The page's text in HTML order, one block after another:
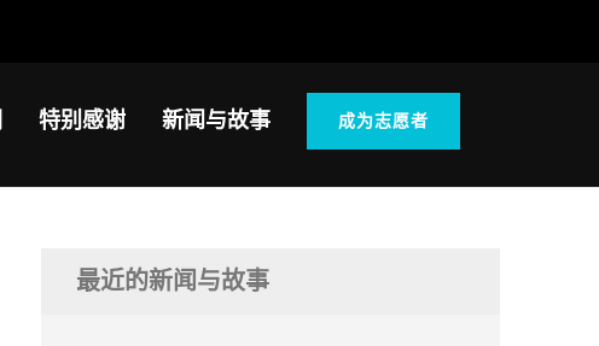
特别感谢 新闻与故事 成为志愿者
最近的新闻与故事